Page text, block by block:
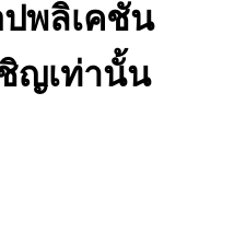
พลิเคชัน
ญเท่านั้น